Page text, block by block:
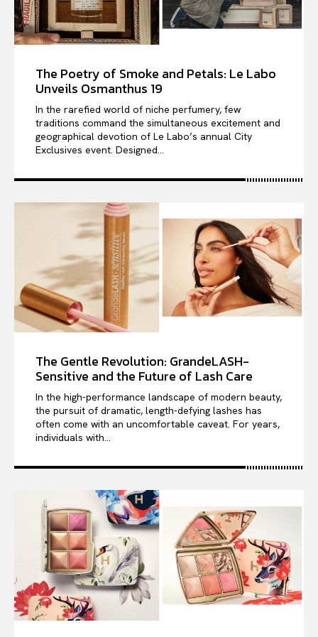
The Poetry of Smoke and Petals: Le Labo
Unveils Osmanthus 19
In the rarefied world of niche perfumery, few
traditions command the simultaneous excitement and
geographical devotion of Le Labo’s annual City
Exclusives event. Designed...
The Gentle Revolution: GrandeLASH-
Sensitive and the Future of Lash Care
In the high-performance landscape of modern beauty,
the pursuit of dramatic, length-defying lashes has
often come with an uncomfortable caveat. For years,
individuals with...